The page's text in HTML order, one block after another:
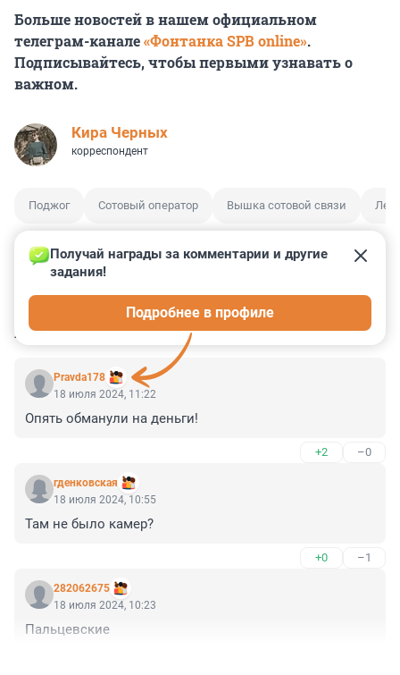
Больше новостей в нашем официальном
телеграм-канале«Фонтанка SPB online».
Подписывайтесь, чтобы первыми узнавать о
важном.
Кира Черных
корреспондент
Поджог Сотовый оператор Вышка сотовой связи
КОММЕНТАРИИ 3
Pravda178
Получай награды за комментарии и другие
задания!
Подробнее в профиле
18 июля 2024, 11:22
Опять обманули на деньги!
+2 –0
гденковская
18 июля 2024, 10:55
Там не было камер?
+0 –1
282062675
18 июля 2024, 10:23
Пальцевские